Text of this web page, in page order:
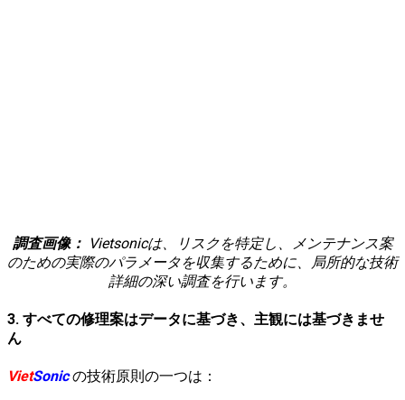
調査画像： Vietsonicは、リスクを特定し、メンテナンス案
のための実際のパラメータを収集するために、局所的な技術
詳細の深い調査を行います。
3. すべての修理案はデータに基づき、主観には基づきませ
ん
VietSonicの技術原則の一つは：